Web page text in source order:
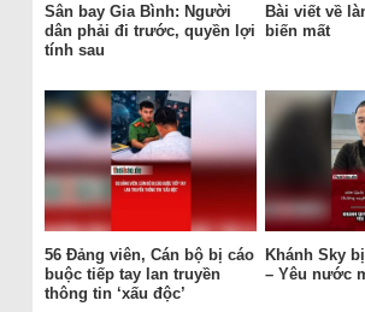
Sân bay Gia Bình: Người
dân phải đi trước, quyền lợi
tính sau
Bài viết về
biến mất
56 Đảng viên, Cán bộ bị cáo
buộc tiếp tay lan truyền
thông tin ‘xấu độc’
Khánh Sky
– Yêu nước